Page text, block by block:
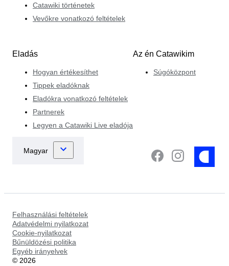
Catawiki történetek
Vevőkre vonatkozó feltételek
Eladás
Hogyan értékesíthet
Tippek eladóknak
Eladókra vonatkozó feltételek
Partnerek
Legyen a Catawiki Live eladója
Az én Catawikim
Súgóközpont
Felhasználási feltételek
Adatvédelmi nyilatkozat
Cookie-nyilatkozat
Bűnüldözési politika
Egyéb irányelvek
© 2026